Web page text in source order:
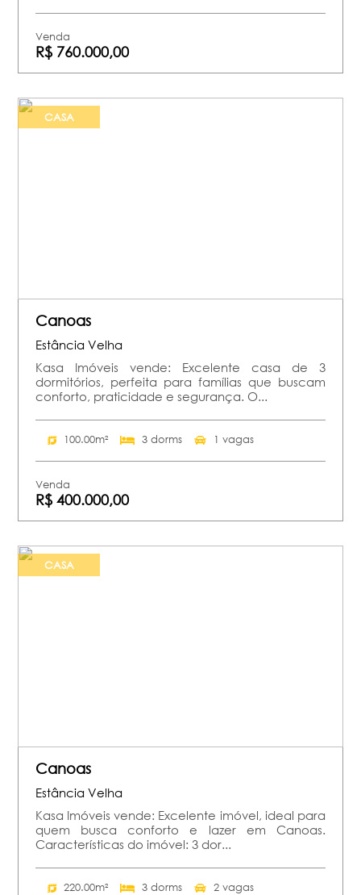
Venda
R$ 760.000,00
CASA
Canoas
Estância Velha
Kasa Imóveis vende: Excelente casa de 3
dormitórios, perfeita para famílias que buscam
conforto, praticidade e segurança. O...
100.00m² 3 dorms 1 vagas
Venda
R$ 400.000,00
CASA
Canoas
Estância Velha
Kasa Imóveis vende: Excelente imóvel, ideal para
quem busca conforto e lazer em Canoas.
Características do imóvel: 3 dor...
220.00m² 3 dorms 2 vagas